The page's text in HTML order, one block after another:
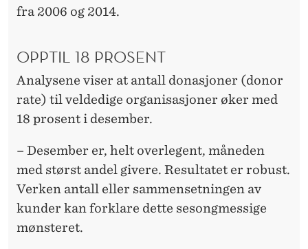
fra 2006 og 2014.
OPPTIL 18 PROSENT
Analysene viser at antall donasjoner (donor
rate) til veldedige organisasjoner øker med
18 prosent i desember.
– Desember er, helt overlegent, måneden
med størst andel givere. Resultatet er robust.
Verken antall eller sammensetningen av
kunder kan forklare dette sesongmessige
mønsteret.